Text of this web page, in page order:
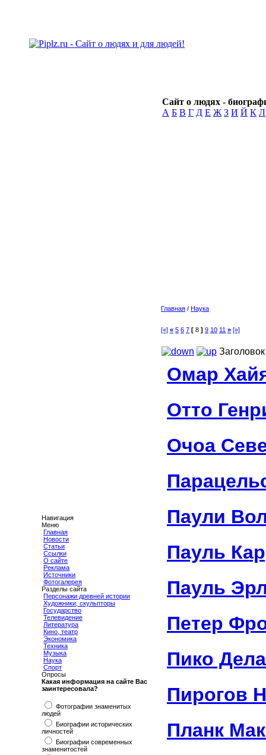
Сайт о людях -
А Б В Г Д Е Ж З И Й К Л
Навигация
Меню
Главная
Новости
Статьи
Ссылки
О сайте
Реклама
Источники
Фотогалерея
Разделы сайта
Персонажи древней истории
Художники, скульпторы
Государство
Телевидение
Литература
Кино, театр
Экономика
Техника
Музыка
Наука
Спорт
Опросы
Какая информация на сайте Вас
заинтересовала?
Фотографии знаменитых
людей
Биографии исторических
личностей
Биографии современных
знаменитостей
Главная / Наука
[«] « 5 6 7 [ 8 ] 9 10 11 » [»]
Заголовок
Омар
Отто
Очоа
Паули
Пауль
Пауль
Петер
Пико
Пирогов
Планк